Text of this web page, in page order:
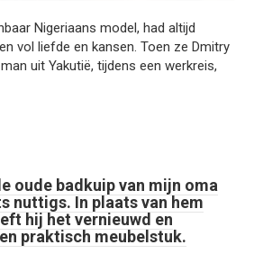
Nigeriaans model, had altijd
vol liefde en kansen. Toen ze Dmitry
uit Yakutië, tijdens een werkreis,
oude badkuip van mijn oma
nuttigs. In plaats van hem
hij het vernieuwd en
praktisch meubelstuk.